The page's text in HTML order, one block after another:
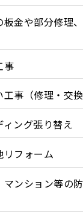
板金や部分修理
事
事（修理・交換
ィング張り替え
リフォーム
マンション等の